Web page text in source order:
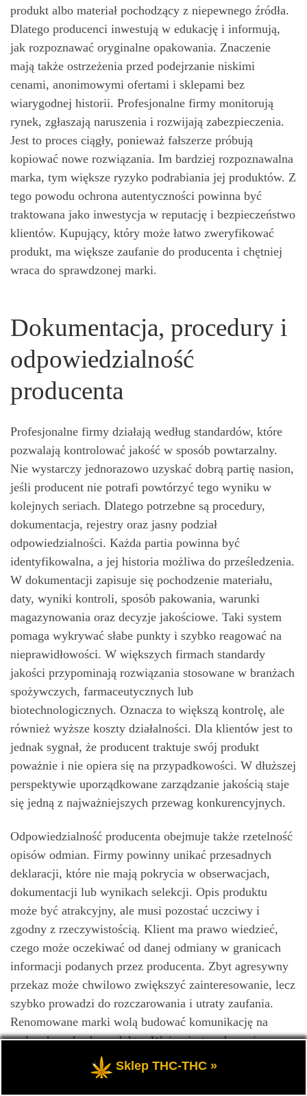
produkt albo materiał pochodzący z niepewnego źródła.
Dlatego producenci inwestują w edukację i informują,
jak rozpoznawać oryginalne opakowania. Znaczenie
mają także ostrzeżenia przed podejrzanie niskimi
cenami, anonimowymi ofertami i sklepami bez
wiarygodnej historii. Profesjonalne firmy monitorują
rynek, zgłaszają naruszenia i rozwijają zabezpieczenia.
Jest to proces ciągły, ponieważ fałszerze próbują
kopiować nowe rozwiązania. Im bardziej rozpoznawalna
marka, tym większe ryzyko podrabiania jej produktów. Z
tego powodu ochrona autentyczności powinna być
traktowana jako inwestycja w reputację i bezpieczeństwo
klientów. Kupujący, który może łatwo zweryfikować
produkt, ma większe zaufanie do producenta i chętniej
wraca do sprawdzonej marki.
Dokumentacja, procedury i
odpowiedzialność
producenta
Profesjonalne firmy działają według standardów, które
pozwalają kontrolować jakość w sposób powtarzalny.
Nie wystarczy jednorazowo uzyskać dobrą partię nasion,
jeśli producent nie potrafi powtórzyć tego wyniku w
kolejnych seriach. Dlatego potrzebne są procedury,
dokumentacja, rejestry oraz jasny podział
odpowiedzialności. Każda partia powinna być
identyfikowalna, a jej historia możliwa do prześledzenia.
W dokumentacji zapisuje się pochodzenie materiału,
daty, wyniki kontroli, sposób pakowania, warunki
magazynowania oraz decyzje jakościowe. Taki system
pomaga wykrywać słabe punkty i szybko reagować na
nieprawidłowości. W większych firmach standardy
jakości przypominają rozwiązania stosowane w branżach
spożywczych, farmaceutycznych lub
biotechnologicznych. Oznacza to większą kontrolę, ale
również wyższe koszty działalności. Dla klientów jest to
jednak sygnał, że producent traktuje swój produkt
poważnie i nie opiera się na przypadkowości. W dłuższej
perspektywie uporządkowane zarządzanie jakością staje
się jedną z najważniejszych przewag konkurencyjnych.
Odpowiedzialność producenta obejmuje także rzetelność
opisów odmian. Firmy powinny unikać przesadnych
deklaracji, które nie mają pokrycia w obserwacjach,
dokumentacji lub wynikach selekcji. Opis produktu
może być atrakcyjny, ale musi pozostać uczciwy i
zgodny z rzeczywistością. Klient ma prawo wiedzieć,
czego może oczekiwać od danej odmiany w granicach
informacji podanych przez producenta. Zbyt agresywny
przekaz może chwilowo zwiększyć zainteresowanie, lecz
szybko prowadzi do rozczarowania i utraty zaufania.
Renomowane marki wolą budować komunikację na
realnych cechach produktu. Ważne jest podawanie
informacji o typie genetyki, charakterystyce odmiany,
pochodzeniu oraz poziomie stabilności. Należy również
Sklep THC-THC »